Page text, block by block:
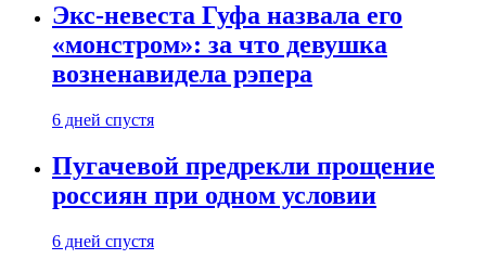
Экс-невеста Гуфа назвала его
«монстром»: за что девушка
возненавидела рэпера
6 дней спустя
Пугачевой предрекли прощение
россиян при одном условии
6 дней спустя